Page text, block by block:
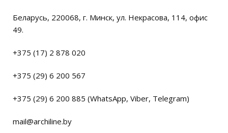
Беларусь, 220068, г. Минск, ул. Некрасова, 114, офис
49.
+375 (17) 2 878 020
+375 (29) 6 200 567
+375 (29) 6 200 885 (WhatsApp, Viber, Telegram)
mail@archiline.by